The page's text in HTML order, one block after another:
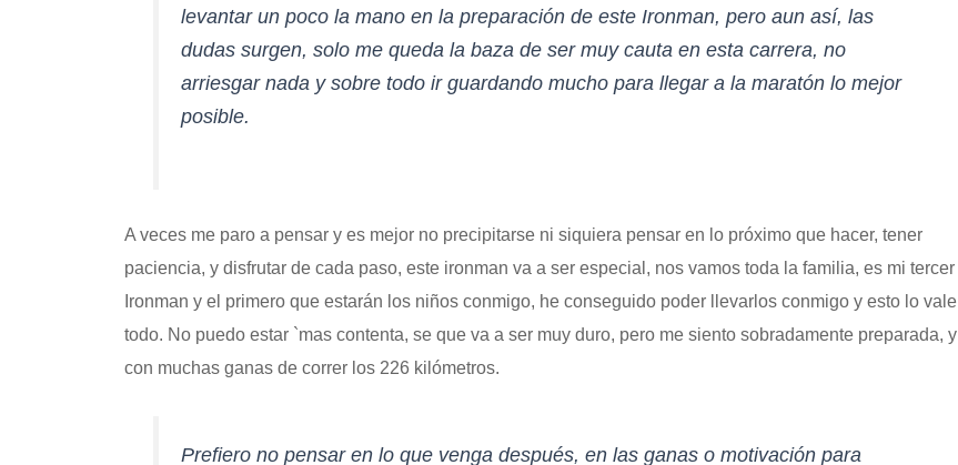
levantar un poco la mano en la preparación de este Ironman, pero aun así, las
dudas surgen, solo me queda la baza de ser muy cauta en esta carrera, no
arriesgar nada y sobre todo ir guardando mucho para llegar a la maratón lo mejor
posible.
A veces me paro a pensar y es mejor no precipitarse ni siquiera pensar en lo próximo que hacer, tener
paciencia, y disfrutar de cada paso, este ironman va a ser especial, nos vamos toda la familia, es mi tercer
Ironman y el primero que estarán los niños conmigo, he conseguido poder llevarlos conmigo y esto lo vale
todo. No puedo estar `mas contenta, se que va a ser muy duro, pero me siento sobradamente preparada, y
con muchas ganas de correr los 226 kilómetros.
Prefiero no pensar en lo que venga después, en las ganas o motivación para